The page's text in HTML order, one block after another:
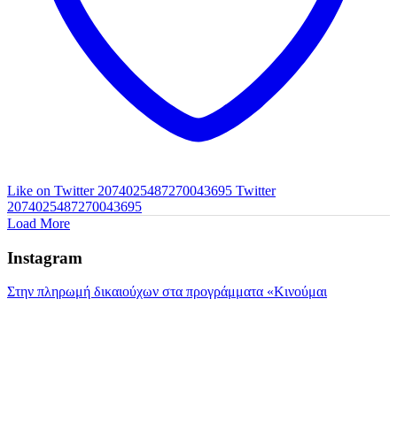
Like on Twitter 2074025487270043695 Twitter
2074025487270043695
Load More
Instagram
Στην πληρωμή δικαιούχων στα προγράμματα «Κινούμαι